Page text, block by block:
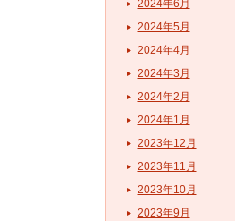
2024年6月
2024年5月
2024年4月
2024年3月
2024年2月
2024年1月
2023年12月
2023年11月
2023年10月
2023年9月